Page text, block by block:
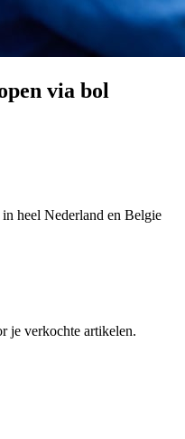
via bol
heel Nederland en Belgie
je verkochte artikelen.